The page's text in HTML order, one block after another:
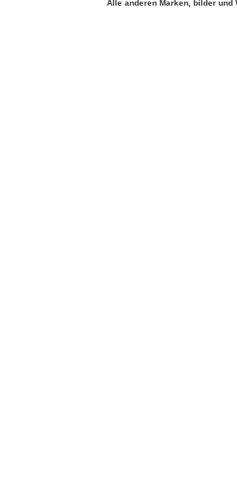
Alle anderen Marken, bilder und